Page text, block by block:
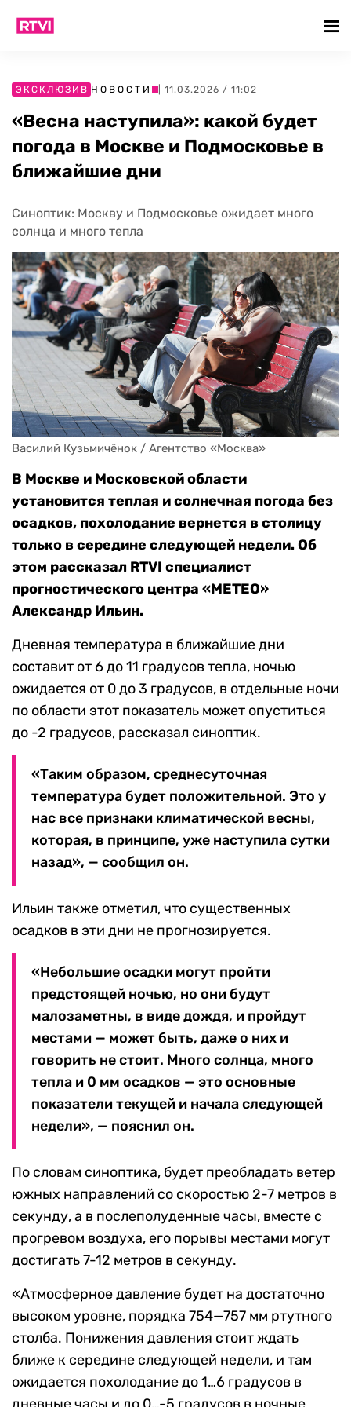
ЭКСКЛЮЗИВ НОВОСТИ | 11.03.2026 / 11:02
«Весна наступила»: какой будет
погода в Москве и Подмосковье в
ближайшие дни
Синоптик: Москву и Подмосковье ожидает много
солнца и много тепла
Василий Кузьмичёнок / Агентство «Москва»
В Москве и Московской области
установится теплая и солнечная погода без
осадков, похолодание вернется в столицу
только в середине следующей недели. Об
этом рассказал RTVI специалист
прогностического центра «МЕТЕО»
Александр Ильин.
Дневная температура в ближайшие дни
составит от 6 до 11 градусов тепла, ночью
ожидается от 0 до 3 градусов, в отдельные ночи
по области этот показатель может опуститься
до -2 градусов, рассказал синоптик.
«Таким образом, среднесуточная
температура будет положительной. Это у
нас все признаки климатической весны,
которая, в принципе, уже наступила сутки
назад», — сообщил он.
Ильин также отметил, что существенных
осадков в эти дни не прогнозируется.
«Небольшие осадки могут пройти
предстоящей ночью, но они будут
малозаметны, в виде дождя, и пройдут
местами — может быть, даже о них и
говорить не стоит. Много солнца, много
тепла и 0 мм осадков — это основные
показатели текущей и начала следующей
недели», — пояснил он.
По словам синоптика, будет преобладать ветер
южных направлений со скоростью 2-7 метров в
секунду, а в послеполуденные часы, вместе с
прогревом воздуха, его порывы местами могут
достигать 7-12 метров в секунду.
«Атмосферное давление будет на достаточно
высоком уровне, порядка 754—757 мм ртутного
столба. Понижения давления стоит ждать
ближе к середине следующей недели, и там
ожидается похолодание до 1…6 градусов в